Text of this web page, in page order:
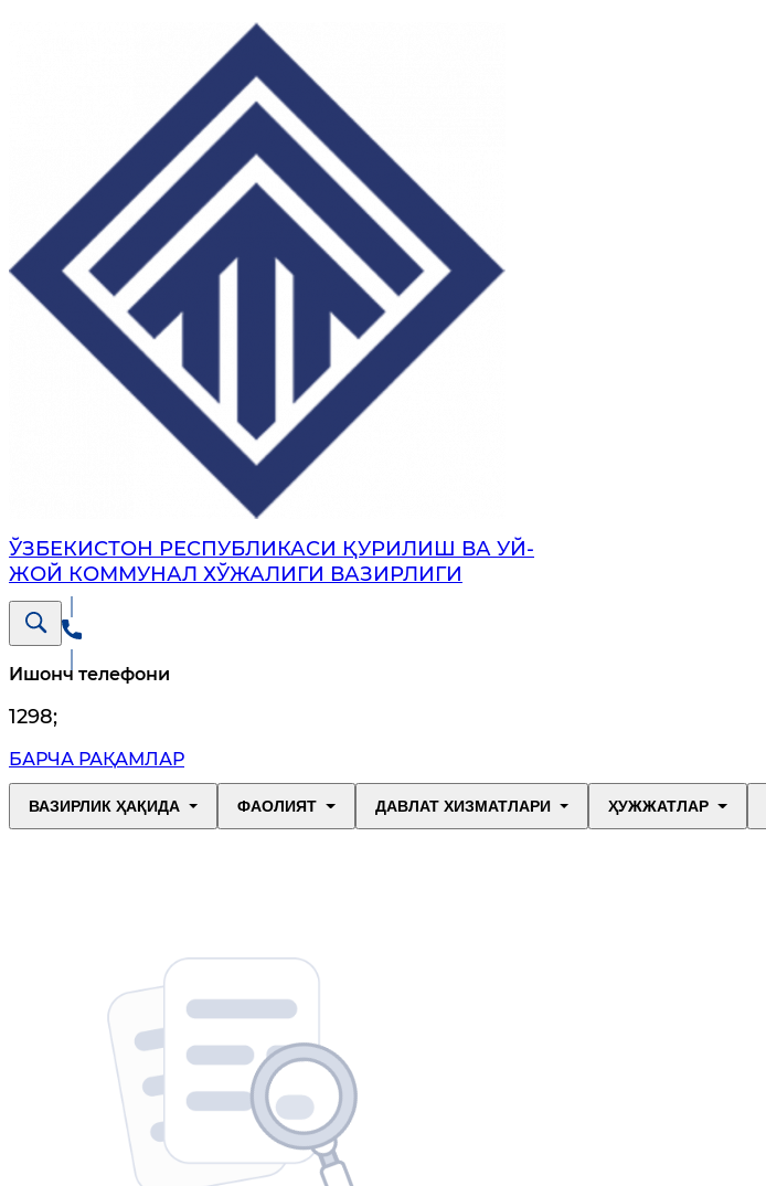
ЎЗБЕКИСТОН РЕСПУБЛИКАСИ ҚУРИЛИШ ВА УЙ-
ЖОЙ КОММУНАЛ ХЎЖАЛИГИ ВАЗИРЛИГИ
Ишонч телефони
1298;
БАРЧА РАҚАМЛАР
ВАЗИРЛИК ҲАҚИДА ФАОЛИЯТ ДАВЛАТ ХИЗМАТЛАРИ ҲУЖЖАТЛАР